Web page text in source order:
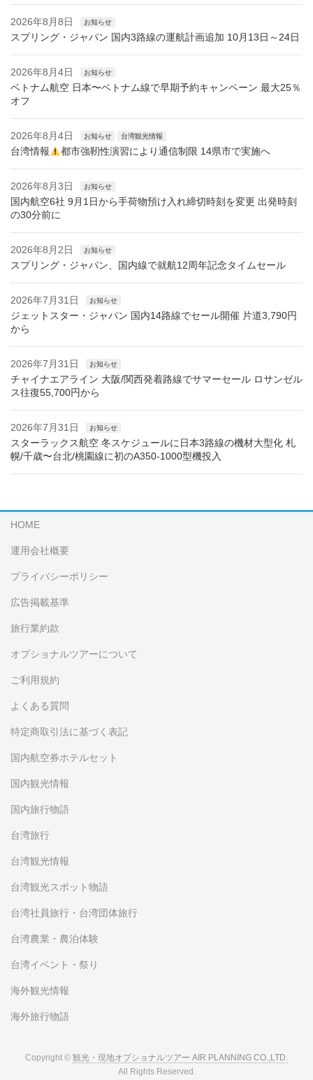
2026年8月8日 お知らせ
スプリング・ジャパン 国内3路線の運航計画追加 10月13日～24日
2026年8月4日 お知らせ
ベトナム航空 日本〜ベトナム線で早期予約キャンペーン 最大25％
オフ
2026年8月4日 お知らせ 台湾観光情報
台湾情報 都市強靭性演習により通信制限 14県市で実施へ
2026年8月3日 お知らせ
国内航空6社 9月1日から手荷物預け入れ締切時刻を変更 出発時刻
の30分前に
2026年8月2日 お知らせ
スプリング・ジャパン、国内線で就航12周年記念タイムセール
2026年7月31日 お知らせ
ジェットスター・ジャパン 国内14路線でセール開催 片道3,790円
から
2026年7月31日 お知らせ
チャイナエアライン 大阪/関西発着路線でサマーセール ロサンゼル
ス往復55,700円から
2026年7月31日 お知らせ
スターラックス航空 冬スケジュールに日本3路線の機材大型化 札
幌/千歳〜台北/桃園線に初のA350-1000型機投入
HOME
運用会社概要
プライバシーポリシー
広告掲載基準
旅行業約款
オプショナルツアーについて
ご利用規約
よくある質問
特定商取引法に基づく表記
国内航空券ホテルセット
国内観光情報
国内旅行物語
台湾旅行
台湾観光情報
台湾観光スポット物語
台湾社員旅行・台湾団体旅行
台湾農業・農泊体験
台湾イベント・祭り
海外観光情報
海外旅行物語
Copyright © 観光・現地オプショナルツアー AIR PLANNING CO.,LTD.
All Rights Reserved.